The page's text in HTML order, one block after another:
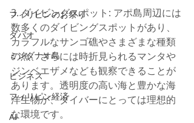
フィリピンのお祭り
ダバオ
ミンダナオ島
ビジネス
フィリピン経済
AI
3. ダイビングスポット: アポ島周辺には
数多くのダイビングスポットがあり、
カラフルなサンゴ礁やさまざまな種類
の魚、さらには時折見られるマンタや
ジンベエザメなども観察できることが
あります。透明度の高い海と豊かな海
洋生物が、ダイバーにとっては理想的
な環境です。